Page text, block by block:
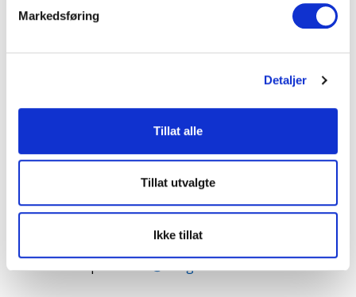
Markedsføring
Detaljer
Tillat alle
Tillat utvalgte
Ikke tillat
Rune Mikkelsen
Epost:rune@hauglandshella.no